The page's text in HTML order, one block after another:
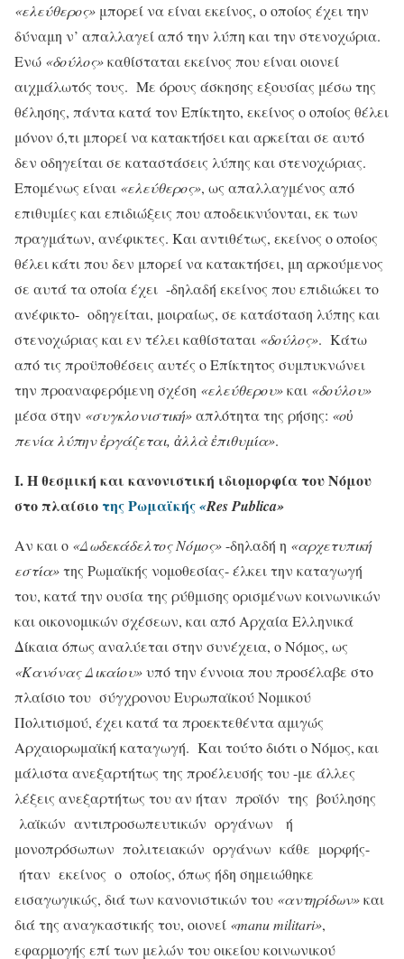
«ελεύθερος» μπορεί να είναι εκείνος, ο οποίος έχει την
δύναμη ν’ απαλλαγεί από την λύπη και την στενοχώρια.
Ενώ «δούλος»καθίσταται εκείνος που είναι οιονεί
αιχμάλωτός τους. Με όρους άσκησης εξουσίας μέσω της
θέλησης, πάντα κατά τον Επίκτητο, εκείνος ο οποίος θέλει
μόνον ό,τι μπορεί να κατακτήσει και αρκείται σε αυτό
δεν οδηγείται σε καταστάσεις λύπης και στενοχώριας.
Επομένως είναι «ελεύθερος», ως απαλλαγμένος από
επιθυμίες και επιδιώξεις που αποδεικνύονται, εκ των
πραγμάτων, ανέφικτες. Και αντιθέτως, εκείνος ο οποίος
θέλει κάτι που δεν μπορεί να κατακτήσει, μη αρκούμενος
σε αυτά τα οποία έχει -δηλαδή εκείνος που επιδιώκει το
ανέφικτο- οδηγείται, μοιραίως, σε κατάσταση λύπης και
στενοχώριας και εν τέλει καθίσταται «δούλος». Κάτω
από τις προϋποθέσεις αυτές ο Επίκτητος συμπυκνώνει
την προαναφερόμενη σχέση «ελεύθερου»και «δούλου»
μέσα στην «συγκλονιστική»απλότητα της ρήσης: «οὐ
πενία λύπην ἐργάζεται, ἀλλὰ ἐπιθυμία».
Ι.Η θεσμική και κανονιστική ιδιομορφία του Νόμου
στο πλαίσιοτης Ρωμαϊκής«ResPublica»
Αν και ο «Δωδεκάδελτος Νόμος»-δηλαδή η «αρχετυπική
εστία»της Ρωμαϊκής νομοθεσίας- έλκει την καταγωγή
του, κατά την ουσία της ρύθμισης ορισμένων κοινωνικών
και οικονομικών σχέσεων, και από Αρχαία Ελληνικά
Δίκαια όπως αναλύεται στην συνέχεια, ο Νόμος, ως
«Κανόνας Δικαίου»υπό την έννοια που προσέλαβε στο
πλαίσιο του σύγχρονου Ευρωπαϊκού Νομικού
Πολιτισμού, έχει κατά τα προεκτεθέντα αμιγώς
Αρχαιορωμαϊκή καταγωγή. Και τούτο διότι ο Νόμος, και
μάλιστα ανεξαρτήτως της προέλευσής του -με άλλες
λέξεις ανεξαρτήτως του αν ήταν προϊόν της βούλησης
λαϊκών αντιπροσωπευτικών οργάνων ή
μονοπρόσωπων πολιτειακών οργάνων κάθε μορφής-
ήταν εκείνος ο οποίος, όπως ήδη σημειώθηκε
εισαγωγικώς, διά των κανονιστικών του «αντηρίδων»και
διά της αναγκαστικής του, οιονεί «manumilitari»,
εφαρμογής επί των μελών του οικείου κοινωνικού